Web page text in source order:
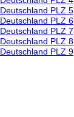
PLZ 5
PLZ 6
PLZ 7
PLZ 8
PLZ 9